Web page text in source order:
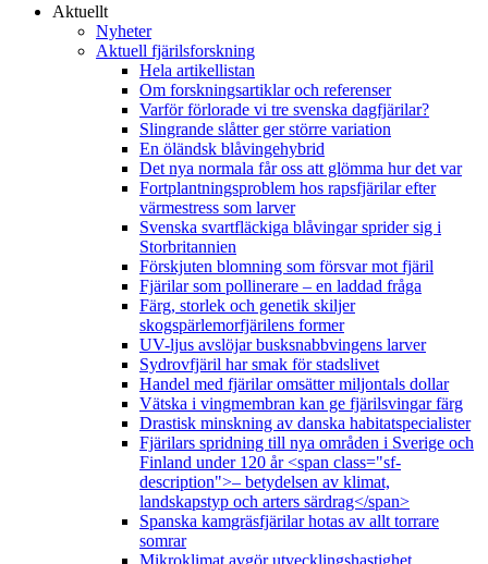
Aktuellt
Nyheter
Aktuell fjärilsforskning
Hela artikellistan
Om forskningsartiklar och referenser
Varför förlorade vi tre svenska dagfjärilar?
Slingrande slåtter ger större variation
En öländsk blåvingehybrid
Det nya normala får oss att glömma hur det var
Fortplantningsproblem hos rapsfjärilar efter
värmestress som larver
Svenska svartfläckiga blåvingar sprider sig i
Storbritannien
Förskjuten blomning som försvar mot fjäril
Fjärilar som pollinerare – en laddad fråga
Färg, storlek och genetik skiljer
skogspärlemorfjärilens former
UV-ljus avslöjar busksnabbvingens larver
Sydrovfjäril har smak för stadslivet
Handel med fjärilar omsätter miljontals dollar
Vätska i vingmembran kan ge fjärilsvingar färg
Drastisk minskning av danska habitatspecialister
Fjärilars spridning till nya områden i Sverige och
Finland under 120 år <span class="sf-
description">– betydelsen av klimat,
landskapstyp och arters särdrag</span>
Spanska kamgräsfjärilar hotas av allt torrare
somrar
Mikroklimat avgör utvecklingshastighet